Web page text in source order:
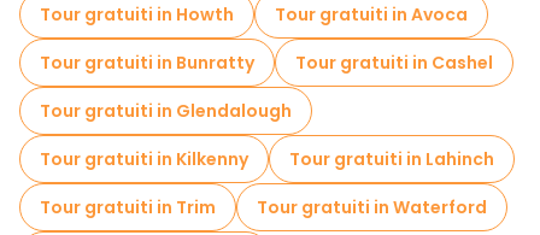
Tour gratuiti in Howth
Tour gratuiti in Avoca
Tour gratuiti in Bunratty
Tour gratuiti in Cashel
Tour gratuiti in Glendalough
Tour gratuiti in Kilkenny
Tour gratuiti in Lahinch
Tour gratuiti in Trim
Tour gratuiti in Waterford